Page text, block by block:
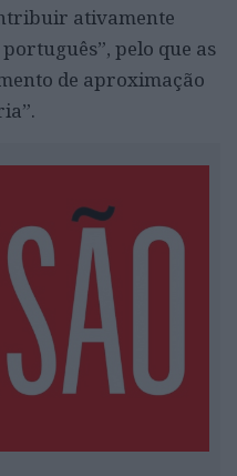
ativamente
pelo que as
de aproximação